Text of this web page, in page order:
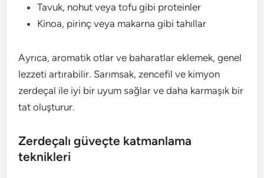
Tavuk, nohut veya tofu gibi proteinler
Kinoa, pirinç veya makarna gibi tahıllar
Ayrıca, aromatik otlar ve baharatlar eklemek, genel
lezzeti artırabilir. Sarımsak, zencefil ve kimyon
zerdeçal ile iyi bir uyum sağlar ve daha karmaşık bir
tat oluşturur.
Zerdeçalı güveçte katmanlama
teknikleri